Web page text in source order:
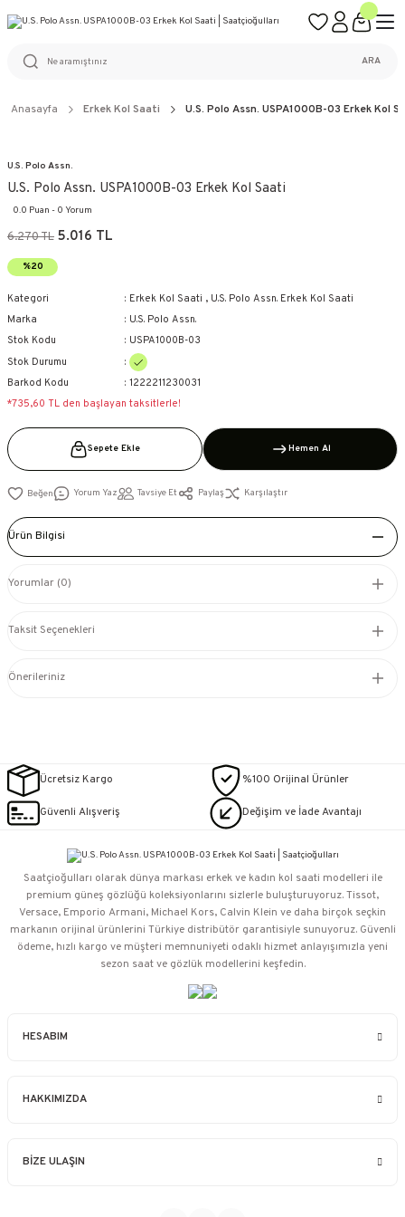
%100 ORİJİNAL ÜRÜN GARANTİSİ
ARA
Anasayfa Erkek Kol Saati U.S. Polo Assn. USPA1000B-03 Erkek Kol
U.S. Polo Assn.
U.S. Polo Assn. USPA1000B-03 Erkek Kol Saati
0.0 Puan - 0 Yorum
6.270 TL 5.016 TL
%20
Kategori Erkek Kol Saati , U.S. Polo Assn. Erkek Kol Saati
Marka
U.S. Polo Assn.
Stok Kodu
USPA1000B-03
Stok Durumu
Barkod Kodu
1222211230031
*735,60 TL den başlayan taksitlerle!
Sepete Ekle Hemen Al
Yorum Yaz Tavsiye Et Paylaş Karşılaştır
Ürün Bilgisi
Yorumlar (0)
Taksit Seçenekleri
Önerileriniz
Ücretsiz Kargo %100 Orijinal Ürünler
Güvenli Alışveriş Değişim ve İade Avantajı
HESABIM
HAKKIMIZDA
BİZE ULAŞIN
Saatçioğulları⁠ olarak dünya markası erkek ve kadın kol saati modelleri ile
premium güneş gözlüğü koleksiyonlarını sizlerle buluşturuyoruz. Tissot,
Versace, Emporio Armani, Michael Kors, Calvin Klein ve daha birçok seçkin
markanın orijinal ürünlerini Türkiye distribütör garantisiyle sunuyoruz. Güvenli
ödeme, hızlı kargo ve müşteri memnuniyeti odaklı hizmet anlayışımızla yeni
sezon saat ve gözlük modellerini keşfedin.